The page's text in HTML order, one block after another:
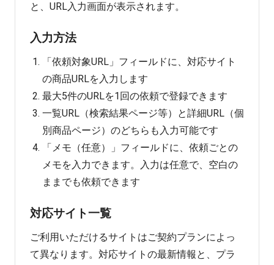
と、URL入力画面が表示されます。
入力方法
「依頼対象URL」フィールドに、対応サイト
の商品URLを入力します
最大5件のURLを1回の依頼で登録できます
一覧URL（検索結果ページ等）と詳細URL（個
別商品ページ）のどちらも入力可能です
「メモ（任意）」フィールドに、依頼ごとの
メモを入力できます。入力は任意で、空白の
ままでも依頼できます
対応サイト一覧
ご利用いただけるサイトはご契約プランによっ
て異なります。対応サイトの最新情報と、プラ